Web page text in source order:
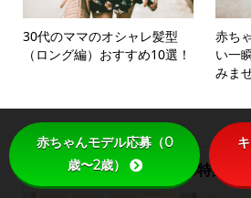
30代のママのオシャレ髪型
（ロング編）おすすめ10選！
赤ち
い一
みま
今月の特集記事
赤ちゃんモデル応募（0
歳〜2歳）